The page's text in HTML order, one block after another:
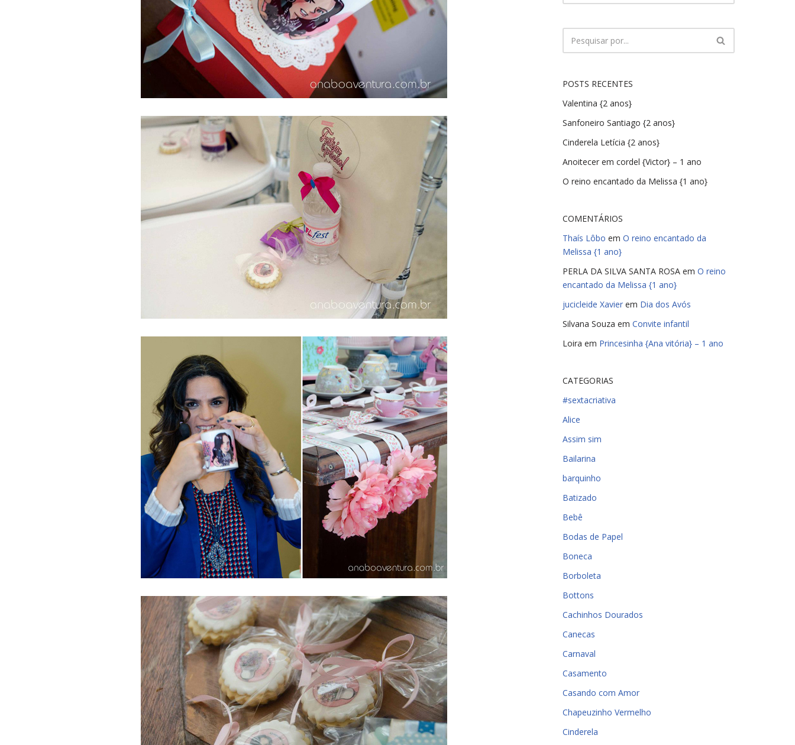
POSTS RECENTES
Valentina {2 anos}
Sanfoneiro Santiago {2 anos}
Cinderela Letícia {2 anos}
Anoitecer em cordel {Victor} – 1 ano
O reino encantado da Melissa {1 ano}
COMENTÁRIOS
Thaís Lôbo em O reino encantado da
Melissa {1 ano}
PERLA DA SILVA SANTA ROSA em O reino
encantado da Melissa {1 ano}
jucicleide Xavier em Dia dos Avós
Silvana Souza em Convite infantil
Loira em Princesinha {Ana vitória} – 1 ano
CATEGORIAS
#sextacriativa
Alice
Assim sim
Bailarina
barquinho
Batizado
Bebê
Bodas de Papel
Boneca
Borboleta
Bottons
Cachinhos Dourados
Canecas
Carnaval
Casamento
Casando com Amor
Chapeuzinho Vermelho
Cinderela